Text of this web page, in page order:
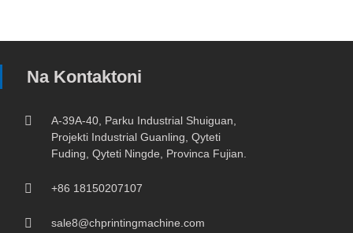
Na Kontaktoni
A-39A-40, Parku Industrial Shuiguan,
Projekti Industrial Guanling, Qyteti
Fuding, Qyteti Ningde, Provinca Fujian.
+86 18150207107
sale8@chprintingmachine.com